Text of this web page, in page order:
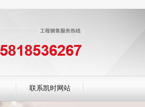
联系凯时网站